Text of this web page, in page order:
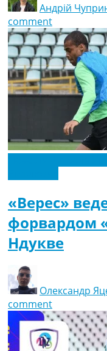
Андрій
comment
«Верес»
форвардом
Ндукве
Олександр
comment